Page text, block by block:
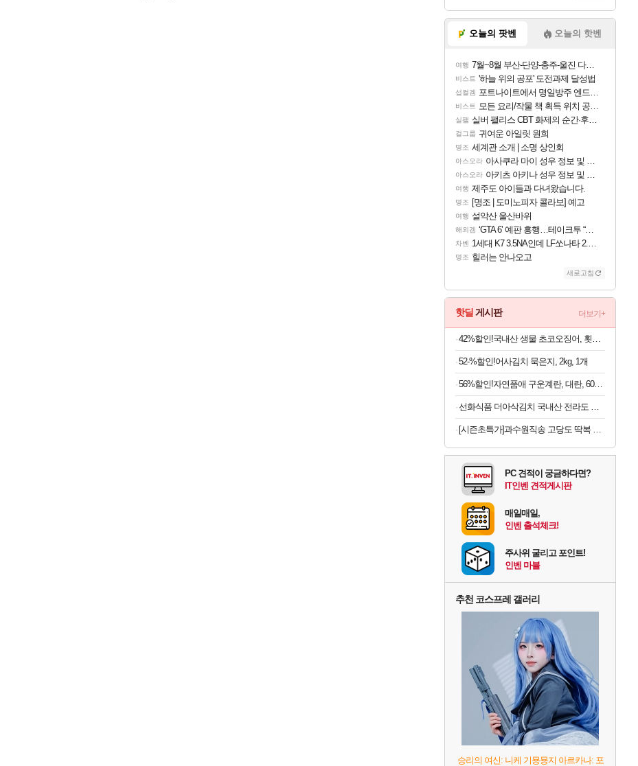
오늘의 팟벤 오늘의 핫벤
여행 7월~8월 부산-단양-충주-울진 다녀왔어요~
비스트 '하늘 위의 공포' 도전과제 달성법
섭컬겜 포트나이트에서 명일방주 엔드필드 [펠리카] 판매 예정
비스트 모든 요리/작물 책 획득 위치 공략 (36개) - 미식가 도전과제
실팰 실버 팰리스 CBT 화제의 순간·후기 모음
걸그룹 귀여운 아일릿 원희
명조 세계관 소개 | 소명 상인회
아스오라 아사쿠라 마이 성우 정보 및 주요 필모
아스오라 아키츠 아키나 성우 정보 및 주요 필모
여행 제주도 아이들과 다녀왔습니다.
명조 [명조 | 도미노피자 콜라보] 예고
여행 설악산 울산바위
해외겜 ‘GTA 6’ 예판 흥행…테이크투 “내부 예상 크게 넘어”
차벤 1세대 K7 3.5NA인데 LF쏘나타 2.0NA 기변하면 유류비 절약이 얼마나 될까요..?
명조 힐러는 안나오고
새로고침
핫딜 게시판 더보기+
42%할인!국내산 생물 초코오징어, 횟감용, 4-5미, 1kg, 1세트
52-%할인!어사김치 묵은지, 2kg, 1개
56%할인!자연품애 구운계란, 대란, 60구, 1박스
선화식품 더아삭김치 국내산 전라도 배추 포기김치 10kg
[시즌초특가]과수원직송 고당도 딱복 차돌복숭아, 1박스, 2kg (9-10과)
PC 견적이 궁금하다면?
IT인벤 견적게시판
매일매일,
인벤 출석체크!
주사위 굴리고 포인트!
인벤 마블
추천 코스프레 갤러리
승리의 여신: 니케 기묭묭지 아르카나: 포